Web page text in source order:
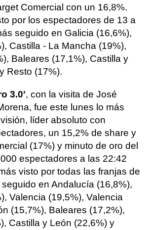
Comercial con un 16,8%.
por los espectadores de 13 a
seguido en Galicia (16,6%),
Castilla - La Mancha (19%),
Baleares (17,1%), Castilla y
Resto (17%).
3.0', con la visita de José
fue este lunes lo más
líder absoluto con
un 15,2% de share y
(17%) y minuto de oro del
espectadores a las 22:42
visto por todas las franjas de
en Andalucía (16,8%),
Valencia (19,5%), Valencia
(15,7%), Baleares (17,2%),
Castilla y León (22,6%) y